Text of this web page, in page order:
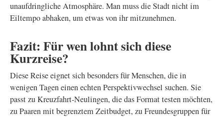
unaufdringliche Atmosphäre. Man muss die Stadt nicht im
Eiltempo abhaken, um etwas von ihr mitzunehmen.
Fazit: Für wen lohnt sich diese
Kurzreise?
Diese Reise eignet sich besonders für Menschen, die in
wenigen Tagen einen echten Perspektivwechsel suchen. Sie
passt zu Kreuzfahrt-Neulingen, die das Format testen möchten,
zu Paaren mit begrenztem Zeitbudget, zu Freundesgruppen für